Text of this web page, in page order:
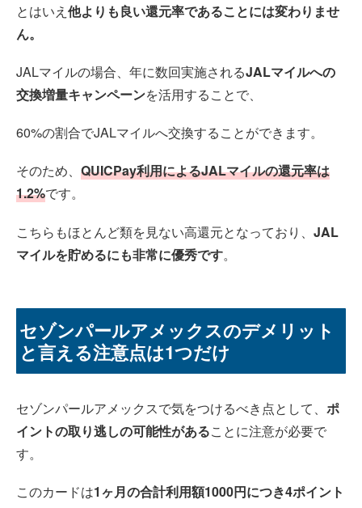
とはいえ 他よりも良い還元率であることには変わりませ
ん。
JALマイルの場合、年に数回実施されるJALマイルへの
交換増量キャンペーンを活用することで、
60%の割合でJALマイルへ交換することができます。
そのため、 QUICPay利用によるJALマイルの還元率は
1.2%です。
こちらもほとんど類を見ない高還元となっており、 JAL
マイルを貯めるにも非常に優秀です。
セゾンパールアメックスのデメリット
と言える注意点は1つだけ
セゾンパールアメックスで気をつけるべき点として、 ポ
イントの取り逃しの可能性があることに注意が必要で
す。
このカードは1ヶ月の合計利用額1000円につき4ポイント